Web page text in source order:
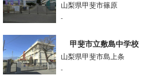
山梨県甲斐市篠原
-
甲斐市立敷島中学校
山梨県甲斐市島上条
-